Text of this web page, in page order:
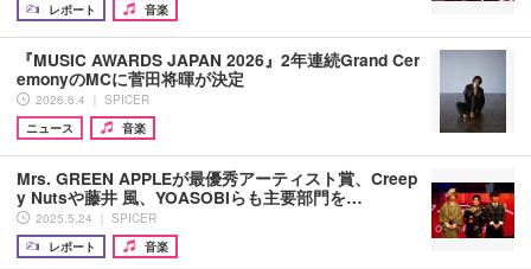
レポート
音楽
『MUSIC AWARDS JAPAN 2026』2年連続Grand Cer
emonyのMCに菅田将暉が決定
2026.6.4 ｜ SPICER
ニュース
音楽
Mrs. GREEN APPLEが最優秀アーティスト賞、Creep
y Nutsや藤井 風、YOASOBIらも主要部門を…
2025.5.24 ｜ SPICER
レポート
音楽